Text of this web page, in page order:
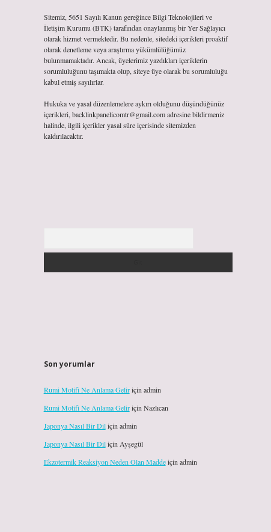
Sitemiz, 5651 Sayılı Kanun gereğince Bilgi Teknolojileri ve
İletişim Kurumu (BTK) tarafından onaylanmış bir Yer Sağlayıcı
olarak hizmet vermektedir. Bu nedenle, sitedeki içerikleri proaktif
olarak denetleme veya araştırma yükümlülüğümüz
bulunmamaktadır. Ancak, üyelerimiz yazdıkları içeriklerin
sorumluluğunu taşımakta olup, siteye üye olarak bu sorumluluğu
kabul etmiş sayılırlar.
Hukuka ve yasal düzenlemelere aykırı olduğunu düşündüğünüz
içerikleri, backlinkpanelicomtr@gmail.comadresine bildirmeniz
halinde, ilgili içerikler yasal süre içerisinde sitemizden
kaldırılacaktır.
Son yorumlar
Rumi Motifi Ne Anlama Geliriçin admin
Rumi Motifi Ne Anlama Geliriçin Nazlıcan
Japonya Nasıl Bir Diliçin admin
Japonya Nasıl Bir Diliçin Ayşegül
Ekzotermik Reaksiyon Neden Olan Maddeiçin admin